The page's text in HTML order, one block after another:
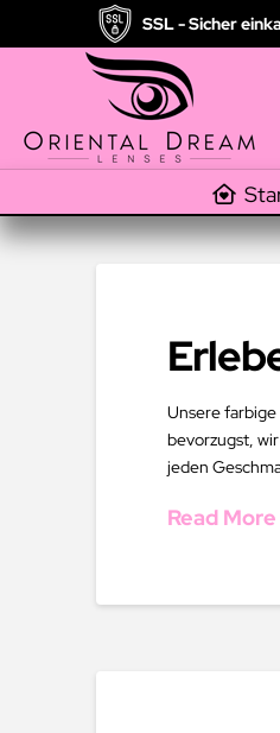
SSL - Sicher
Unsere
bevorzugst,
jeden
Read More